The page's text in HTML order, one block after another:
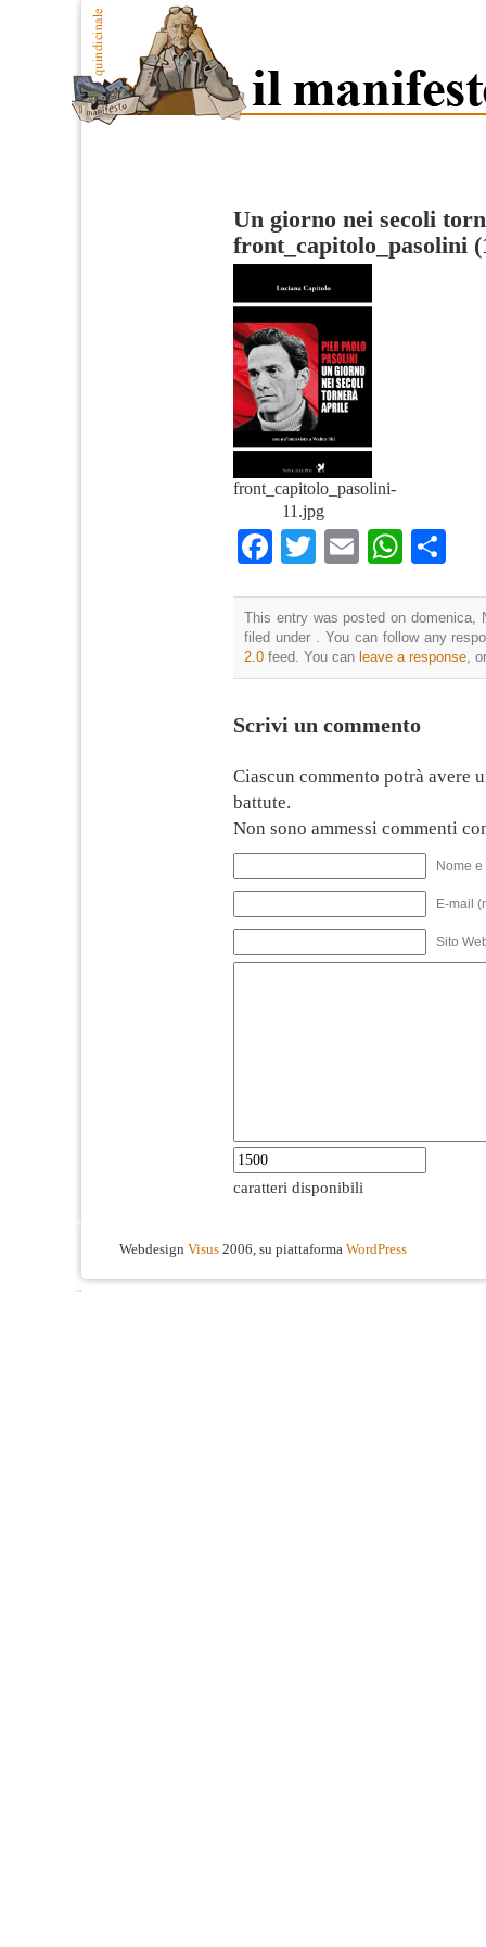
Un giorno nei secoli
front_capitolo_pasolini
front_capitolo_pasolini-
11.jpg
Facebook
TwitterEmail
This entry was posted on domenica,
filed under . You can follow any
2.0 feed. You can leave a response,
Scrivi un commento
Ciascun commento potrà avere
battute.
Non sono ammessi commenti
Nome
E-mail
Sito
caratteri disponibili
Webdesign Visus 2006, su piattaforma WordPress